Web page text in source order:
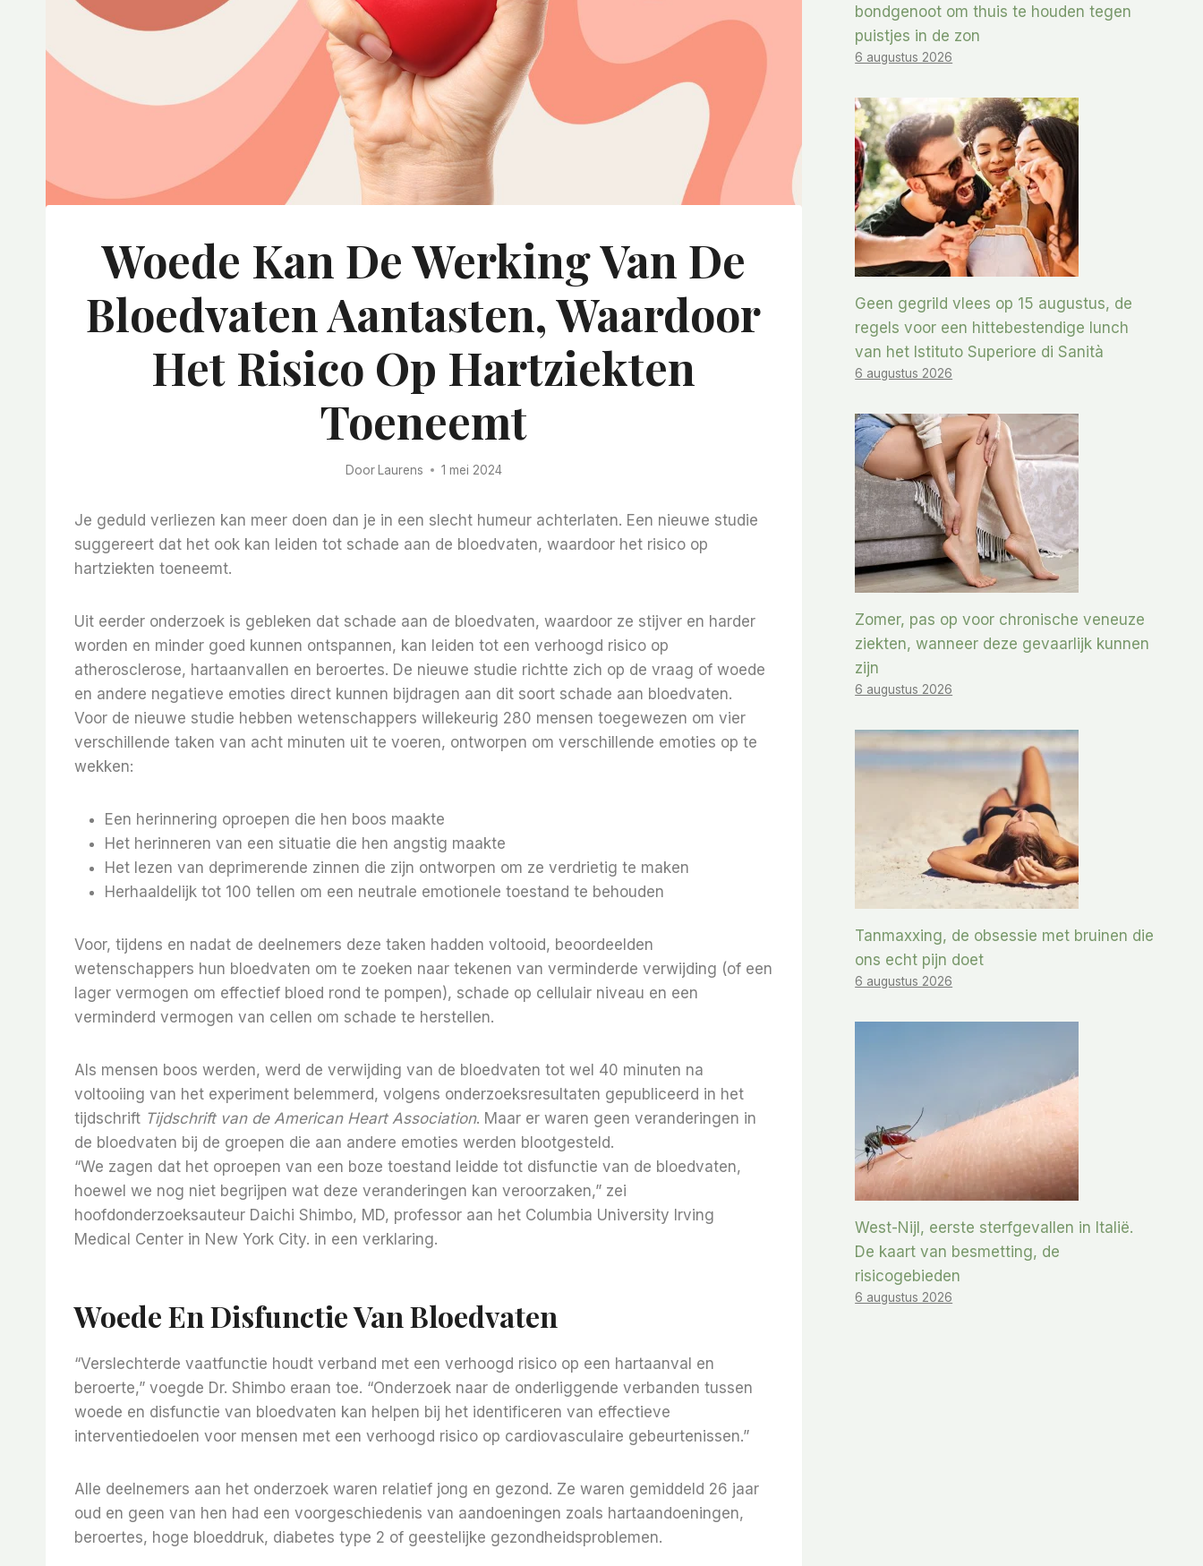
Woede Kan De Werking Van De
Bloedvaten Aantasten, Waardoor
Het Risico Op Hartziekten
Toeneemt
Door Laurens 1 mei 2024
Je geduld verliezen kan meer doen dan je in een slecht humeur achterlaten. Een nieuwe studie
suggereert dat het ook kan leiden tot schade aan de bloedvaten, waardoor het risico op
hartziekten toeneemt.
Uit eerder onderzoek is gebleken dat schade aan de bloedvaten, waardoor ze stijver en harder
worden en minder goed kunnen ontspannen, kan leiden tot een verhoogd risico op
atherosclerose, hartaanvallen en beroertes. De nieuwe studie richtte zich op de vraag of woede
en andere negatieve emoties direct kunnen bijdragen aan dit soort schade aan bloedvaten.
Voor de nieuwe studie hebben wetenschappers willekeurig 280 mensen toegewezen om vier
verschillende taken van acht minuten uit te voeren, ontworpen om verschillende emoties op te
wekken:
Een herinnering oproepen die hen boos maakte
Het herinneren van een situatie die hen angstig maakte
Het lezen van deprimerende zinnen die zijn ontworpen om ze verdrietig te maken
Herhaaldelijk tot 100 tellen om een ​​neutrale emotionele toestand te behouden
Voor, tijdens en nadat de deelnemers deze taken hadden voltooid, beoordeelden
wetenschappers hun bloedvaten om te zoeken naar tekenen van verminderde verwijding (of een
lager vermogen om effectief bloed rond te pompen), schade op cellulair niveau en een
verminderd vermogen van cellen om schade te herstellen.
Als mensen boos werden, werd de verwijding van de bloedvaten tot wel 40 minuten na
voltooiing van het experiment belemmerd, volgens onderzoeksresultaten gepubliceerd in het
tijdschrift Tijdschrift van de American Heart Association. Maar er waren geen veranderingen in
de bloedvaten bij de groepen die aan andere emoties werden blootgesteld.
“We zagen dat het oproepen van een boze toestand leidde tot disfunctie van de bloedvaten,
hoewel we nog niet begrijpen wat deze veranderingen kan veroorzaken,” zei
hoofdonderzoeksauteur Daichi Shimbo, MD, professor aan het Columbia University Irving
Medical Center in New York City. in een verklaring.
Woede En Disfunctie Van Bloedvaten
“Verslechterde vaatfunctie houdt verband met een verhoogd risico op een hartaanval en
beroerte,” voegde Dr. Shimbo eraan toe. “Onderzoek naar de onderliggende verbanden tussen
woede en disfunctie van bloedvaten kan helpen bij het identificeren van effectieve
interventiedoelen voor mensen met een verhoogd risico op cardiovasculaire gebeurtenissen.”
Alle deelnemers aan het onderzoek waren relatief jong en gezond. Ze waren gemiddeld 26 jaar
oud en geen van hen had een voorgeschiedenis van aandoeningen zoals hartaandoeningen,
beroertes, hoge bloeddruk, diabetes type 2 of geestelijke gezondheidsproblemen.
bondgenoot om thuis te houden tegen
puistjes in de zon
6 augustus 2026
Geen gegrild vlees op 15 augustus, de
regels voor een hittebestendige lunch
van het Istituto Superiore di Sanità
6 augustus 2026
Zomer, pas op voor chronische veneuze
ziekten, wanneer deze gevaarlijk kunnen
zijn
6 augustus 2026
Tanmaxxing, de obsessie met bruinen die
ons echt pijn doet
6 augustus 2026
West-Nijl, eerste sterfgevallen in Italië.
De kaart van besmetting, de
risicogebieden
6 augustus 2026